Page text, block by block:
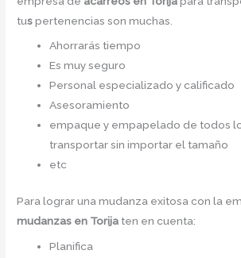
tuspertenencias son muchas.
Ahorrarás tiempo
Es muy seguro
Personal especializado y calificado
Asesoramiento
empaque y empapelado de todos
transportar sin importar el tamaño
etc
Para lograr una mudanza exitosa con la
mudanzas en Torija ten en cuenta:
Planifica